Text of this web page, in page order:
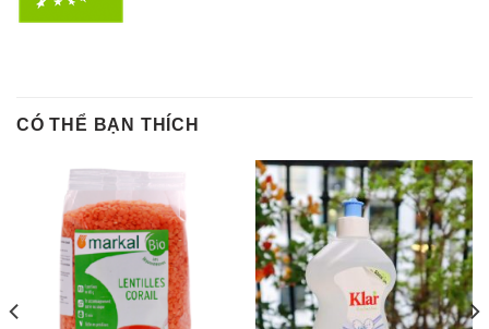
CÓ THỂ BẠN THÍCH